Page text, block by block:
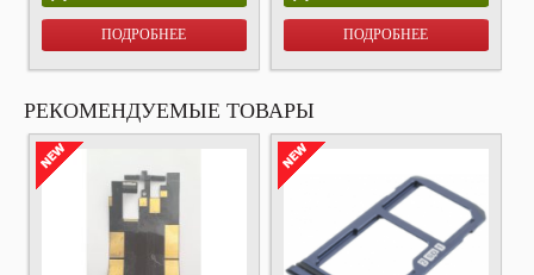
ПОДРОБНЕЕ ПОДРОБНЕЕ
РЕКОМЕНДУЕМЫЕ ТОВАРЫ